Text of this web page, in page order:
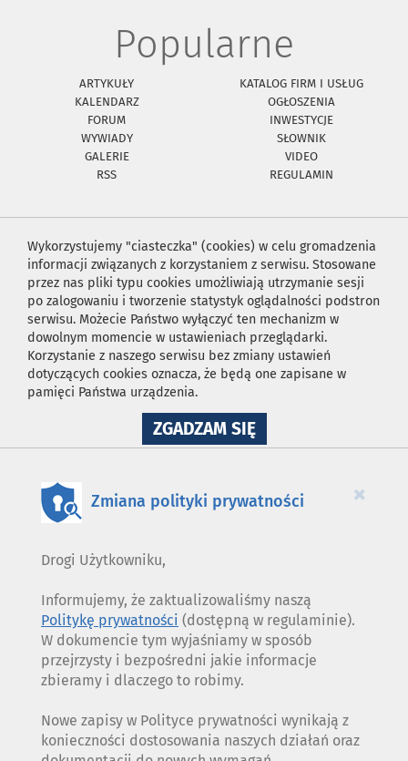
Popularne
ARTYKUŁY
KATALOG FIRM I USŁUG
KALENDARZ
OGŁOSZENIA
FORUM
INWESTYCJE
WYWIADY
SŁOWNIK
GALERIE
VIDEO
RSS
REGULAMIN
Wykorzystujemy "ciasteczka" (cookies) w celu gromadzenia
informacji związanych z korzystaniem z serwisu. Stosowane
przez nas pliki typu cookies umożliwiają utrzymanie sesji
po zalogowaniu i tworzenie statystyk oglądalności podstron
serwisu. Możecie Państwo wyłączyć ten mechanizm w
dowolnym momencie w ustawieniach przeglądarki.
Korzystanie z naszego serwisu bez zmiany ustawień
dotyczących cookies oznacza, że będą one zapisane w
pamięci Państwa urządzenia.
ZGADZAM SIĘNA
WYKORZYSTANIE
×
Zmiana polityki prywatności
Drogi Użytkowniku,
Informujemy, że zaktualizowaliśmy naszą
Politykę prywatności (dostępną w regulaminie).
W dokumencie tym wyjaśniamy w sposób
przejrzysty i bezpośredni jakie informacje
zbieramy i dlaczego to robimy.
Nowe zapisy w Polityce prywatności wynikają z
konieczności dostosowania naszych działań oraz